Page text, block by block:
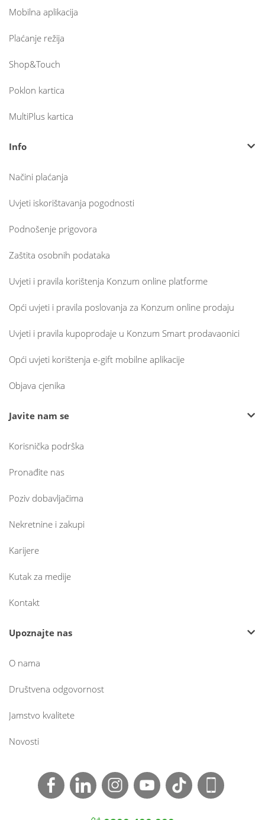
Mobilna aplikacija
Plaćanje režija
Shop&Touch
Poklon kartica
MultiPlus kartica
Info
Načini plaćanja
Uvjeti iskorištavanja pogodnosti
Podnošenje prigovora
Zaštita osobnih podataka
Uvjeti i pravila korištenja Konzum online platforme
Opći uvjeti i pravila poslovanja za Konzum online prodaju
Uvjeti i pravila kupoprodaje u Konzum Smart prodavaonici
Opći uvjeti korištenja e-gift mobilne aplikacije
Objava cjenika
Javite nam se
Korisnička podrška
Pronađite nas
Poziv dobavljačima
Nekretnine i zakupi
Karijere
Kutak za medije
Kontakt
Upoznajte nas
O nama
Društvena odgovornost
Jamstvo kvalitete
Novosti